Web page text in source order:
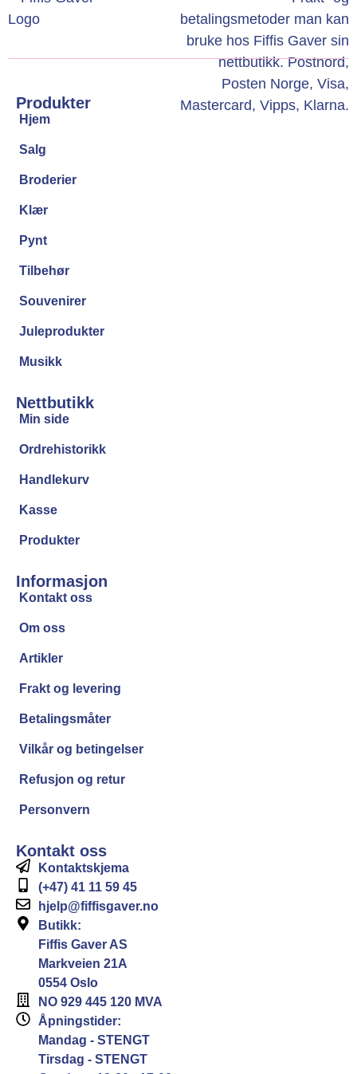
Produkter
Hjem
Salg
Broderier
Klær
Pynt
Tilbehør
Souvenirer
Juleprodukter
Musikk
Nettbutikk
Min side
Ordrehistorikk
Handlekurv
Kasse
Produkter
Informasjon
Kontakt oss
Om oss
Artikler
Frakt og levering
Betalingsmåter
Vilkår og betingelser
Refusjon og retur
Personvern
Kontakt oss
Kontaktskjema
(+47) 41 11 59 45
hjelp@fiffisgaver.no
Butikk:
Fiffis Gaver AS
Markveien 21A
0554 Oslo
NO 929 445 120 MVA
Åpningstider:
Mandag - STENGT
Tirsdag - STENGT